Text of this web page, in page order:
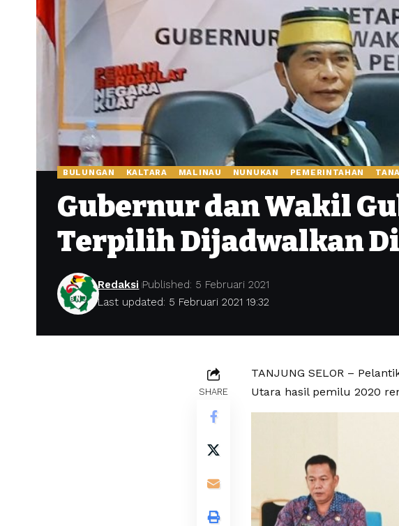
BULUNGAN KALTARA MALINAU NUNUKAN PEMERINTAHAN
Gubernur dan Wakil
Terpilih Dijadwalkan
Last updated: 5 Februari 2021 19:32
Redaksi Published: 5 Februari 2021
SHARE
TANJUNG SELOR –
Utara hasil pemilu 2020